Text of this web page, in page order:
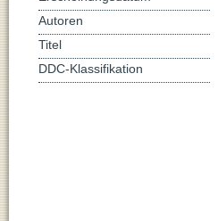
Autoren
Titel
DDC-Klassifikation